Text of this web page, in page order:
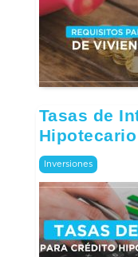
Tasas de
Inversiones